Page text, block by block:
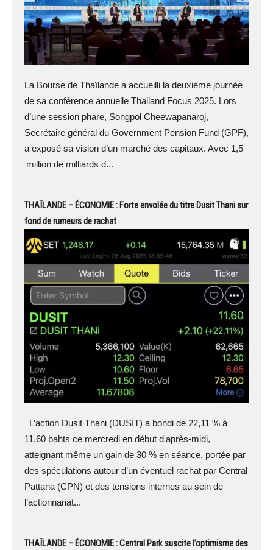
La Bourse de Thaïlande a accueilli la deuxième journée
de sa conférence annuelle Thailand Focus 2025. Lors
d’une session phare, Songpol Cheewapanaroj,
Secrétaire général du Government Pension Fund (GPF),
a exposé sa vision d’un marché des capitaux. Avec 1,5
million de milliards d...
THAÏLANDE – ÉCONOMIE : Forte envolée du titre Dusit Thani sur
fond de rumeurs de rachat
L’action Dusit Thani (DUSIT) a bondi de 22,11 % à
11,60 bahts ce mercredi en début d'après-midi,
atteignant même un gain de 30 % en séance, portée par
des spéculations autour d’un éventuel rachat par Central
Pattana (CPN) et des tensions internes au sein de
l’actionnariat...
THAÏLANDE – ÉCONOMIE : Central Park suscite l’optimisme des